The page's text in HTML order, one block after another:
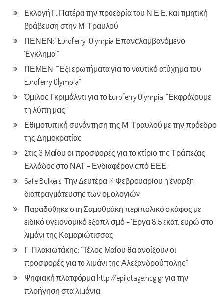
Εκλογή Γ. Πατέρα την προεδρία του Ν.Ε.Ε. και τιμητική
βράβευση στην Μ. Τραυλού
ΠΕΝΕΝ: “Euroferry Olympia Επαναλαμβανόμενο
Έγκλημα!”
ΠΕΜΕΝ: “Έξι ερωτήματα για το ναυτικό ατύχημα του
Euroferry Olympia”
Όμιλος Γκριμάλντι για το Euroferry Olympia: “Εκφράζουμε
τη λύπη μας”
Εθιμοτυπική συνάντηση της Μ. Τραυλού με την πρόεδρο
της Δημοκρατίας
Στις 3 Μαίου οι προσφορές για το κτίριο της Τράπεζας
Ελλάδος στο ΝΑΤ – Ενδιαφέρον από ΕΕΕ
Safe Bulkers: Την Δευτέρα 14 Φεβρουαρίου η έναρξη
διαπραγμάτευσης των ομολογιών
Παραδόθηκε στη Σαμοθράκη περιπολικό σκάφος με
ειδικό υγειονομικό εξοπλισμό – Έργα 8,5 εκατ. ευρώ στο
λιμάνι της Καμαριώτισσας
Γ. Πλακιωτάκης: “Τέλος Μαίου θα ανοίξουν οι
προσφορές για το λιμάνι της Αλεξανδρούπολης”
Ψηφιακή πλατφόρμα http://epilotage.hcg.gr για την
πλοήγηση στα λιμάνια